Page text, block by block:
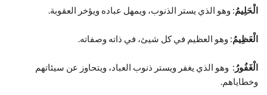
الْحَلِيمُ: وهو الذي يستر الذنوب، ويمهل عباده ويؤخر العقوبة.
الْعَظِيمُ: وهو العظيم في كل شيئ، في ذاته وصفاته.
الْغَفُورُ: وهو الذي يغفر ويستر ذنوب العباد، ويتحاوز عن سيئاتهم
وخطاياهم.